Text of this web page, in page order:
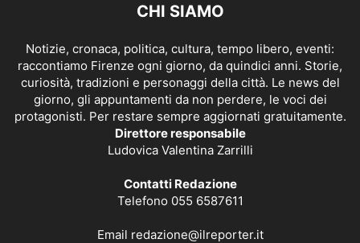
CHI SIAMO
Notizie, cronaca, politica, cultura, tempo libero, eventi:
raccontiamo Firenze ogni giorno, da quindici anni. Storie,
curiosità, tradizioni e personaggi della città. Le news del
giorno, gli appuntamenti da non perdere, le voci dei
protagonisti. Per restare sempre aggiornati gratuitamente.
Direttore responsabile
Ludovica Valentina Zarrilli
Contatti Redazione
Telefono 055 6587611
Email redazione@ilreporter.it